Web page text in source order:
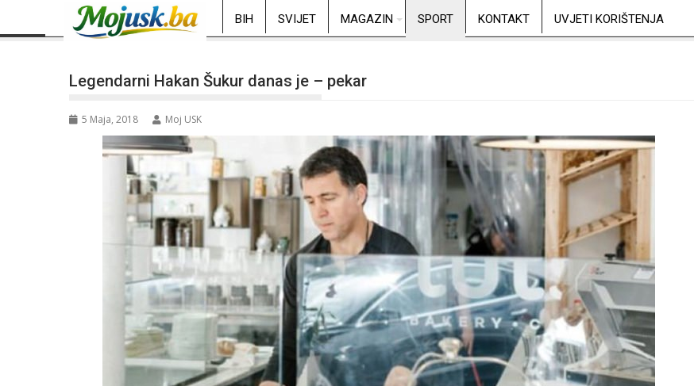
BIH SVIJET MAGAZIN SPORT KONTAKT UVJETI KORIŠTENJA
Legendarni Hakan Šukur danas je – pekar
5 Maja, 2018 Moj USK